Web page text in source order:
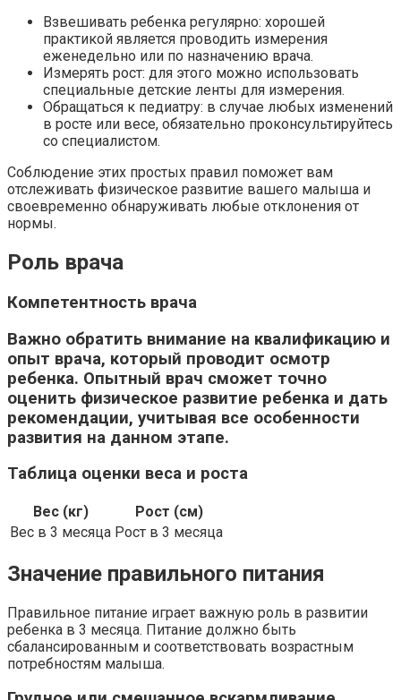
Взвешивать ребенка регулярно: хорошей
практикой является проводить измерения
еженедельно или по назначению врача.
Измерять рост: для этого можно использовать
специальные детские ленты для измерения.
Обращаться к педиатру: в случае любых изменений
в росте или весе, обязательно проконсультируйтесь
со специалистом.
Соблюдение этих простых правил поможет вам
отслеживать физическое развитие вашего малыша и
своевременно обнаруживать любые отклонения от
нормы.
Роль врача
Компетентность врача
Важно обратить внимание на квалификацию и
опыт врача, который проводит осмотр
ребенка. Опытный врач сможет точно
оценить физическое развитие ребенка и дать
рекомендации, учитывая все особенности
развития на данном этапе.
Таблица оценки веса и роста
Вес (кг)
Рост (см)
Вес в 3 месяца Рост в 3 месяца
Значение правильного питания
Правильное питание играет важную роль в развитии
ребенка в 3 месяца. Питание должно быть
сбалансированным и соответствовать возрастным
потребностям малыша.